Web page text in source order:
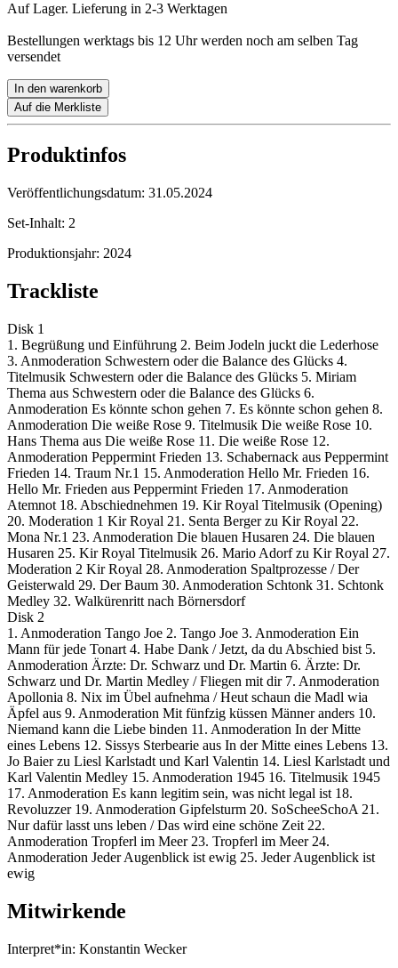
Auf Lager. Lieferung in 2-3 Werktagen
Bestellungen werktags bis 12 Uhr werden noch am selben Tag
versendet
In den warenkorb
Auf die Merkliste
Produktinfos
Veröffentlichungsdatum: 31.05.2024
Set-Inhalt: 2
Produktionsjahr: 2024
Trackliste
Disk 1
1. Begrüßung und Einführung 2. Beim Jodeln juckt die Lederhose
3. Anmoderation Schwestern oder die Balance des Glücks 4.
Titelmusik Schwestern oder die Balance des Glücks 5. Miriam
Thema aus Schwestern oder die Balance des Glücks 6.
Anmoderation Es könnte schon gehen 7. Es könnte schon gehen 8.
Anmoderation Die weiße Rose 9. Titelmusik Die weiße Rose 10.
Hans Thema aus Die weiße Rose 11. Die weiße Rose 12.
Anmoderation Peppermint Frieden 13. Schabernack aus Peppermint
Frieden 14. Traum Nr.1 15. Anmoderation Hello Mr. Frieden 16.
Hello Mr. Frieden aus Peppermint Frieden 17. Anmoderation
Atemnot 18. Abschiednehmen 19. Kir Royal Titelmusik (Opening)
20. Moderation 1 Kir Royal 21. Senta Berger zu Kir Royal 22.
Mona Nr.1 23. Anmoderation Die blauen Husaren 24. Die blauen
Husaren 25. Kir Royal Titelmusik 26. Mario Adorf zu Kir Royal 27.
Moderation 2 Kir Royal 28. Anmoderation Spaltprozesse / Der
Geisterwald 29. Der Baum 30. Anmoderation Schtonk 31. Schtonk
Medley 32. Walkürenritt nach Börnersdorf
Disk 2
1. Anmoderation Tango Joe 2. Tango Joe 3. Anmoderation Ein
Mann für jede Tonart 4. Habe Dank / Jetzt, da du Abschied bist 5.
Anmoderation Ärzte: Dr. Schwarz und Dr. Martin 6. Ärzte: Dr.
Schwarz und Dr. Martin Medley / Fliegen mit dir 7. Anmoderation
Apollonia 8. Nix im Übel aufnehma / Heut schaun die Madl wia
Äpfel aus 9. Anmoderation Mit fünfzig küssen Männer anders 10.
Niemand kann die Liebe binden 11. Anmoderation In der Mitte
eines Lebens 12. Sissys Sterbearie aus In der Mitte eines Lebens 13.
Jo Baier zu Liesl Karlstadt und Karl Valentin 14. Liesl Karlstadt und
Karl Valentin Medley 15. Anmoderation 1945 16. Titelmusik 1945
17. Anmoderation Es kann legitim sein, was nicht legal ist 18.
Revoluzzer 19. Anmoderation Gipfelsturm 20. SoScheeSchoA 21.
Nur dafür lasst uns leben / Das wird eine schöne Zeit 22.
Anmoderation Tropferl im Meer 23. Tropferl im Meer 24.
Anmoderation Jeder Augenblick ist ewig 25. Jeder Augenblick ist
ewig
Mitwirkende
Interpret*in: Konstantin Wecker